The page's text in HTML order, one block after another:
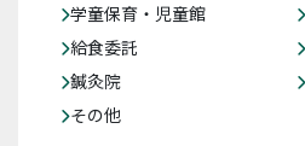
学童保育・児童館
給食委託
鍼灸院
その他